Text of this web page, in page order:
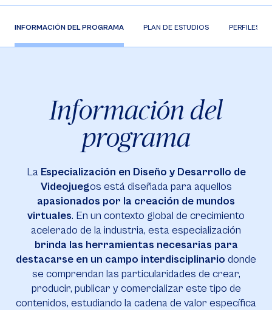
INFORMACIÓN DEL PROGRAMA PLAN DE ESTUDIOS PERFILES
Información del
programa
La Especialización en Diseño y Desarrollo de
Videojuegos está diseñada para aquellos
apasionados por la creación de mundos
virtuales. En un contexto global de crecimiento
acelerado de la industria, esta especialización
brinda las herramientas necesarias para
destacarse en un campo interdisciplinario donde
se comprendan las particularidades de crear,
producir, publicar y comercializar este tipo de
contenidos, estudiando la cadena de valor específica